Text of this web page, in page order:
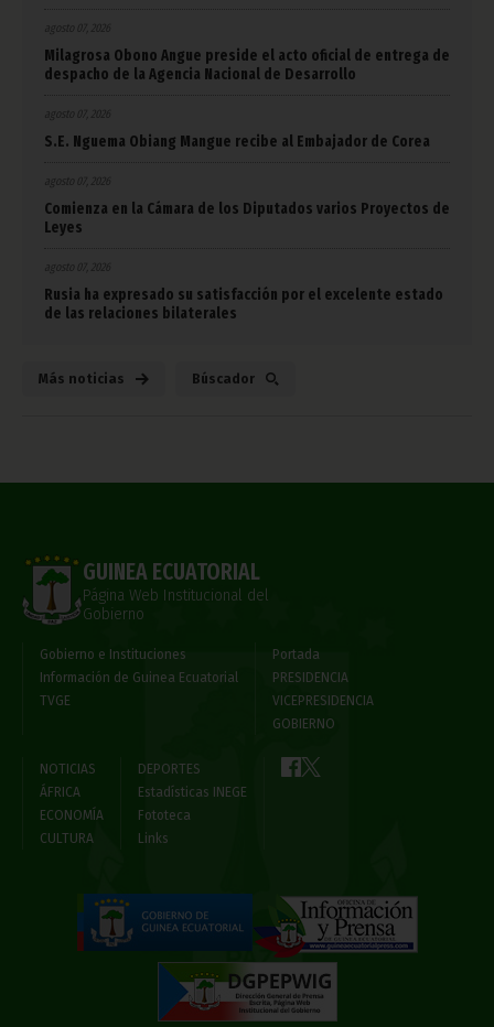
agosto 07, 2026
Milagrosa Obono Angue preside el acto oficial de entrega de
despacho de la Agencia Nacional de Desarrollo
agosto 07, 2026
S.E. Nguema Obiang Mangue recibe al Embajador de Corea
agosto 07, 2026
Comienza en la Cámara de los Diputados varios Proyectos de
Leyes
agosto 07, 2026
Rusia ha expresado su satisfacción por el excelente estado
de las relaciones bilaterales
Más noticias Búscador
GUINEA ECUATORIAL
Página Web Institucional del
Gobierno
Gobierno e Instituciones
Información de Guinea Ecuatorial
TVGE
Portada
PRESIDENCIA
VICEPRESIDENCIA
GOBIERNO
NOTICIAS
ÁFRICA
ECONOMÍA
CULTURA
DEPORTES
Estadísticas INEGE
Fototeca
Links